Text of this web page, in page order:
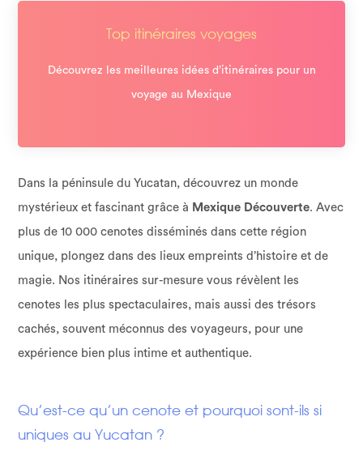
Dans la péninsule du Yucatan, découvrez un monde
mystérieux et fascinant grâce à Mexique Découverte. Avec
plus de 10 000 cenotes disséminés dans cette région
unique, plongez dans des lieux empreints d’histoire et de
magie. Nos itinéraires sur-mesure vous révèlent les
cenotes les plus spectaculaires, mais aussi des trésors
cachés, souvent méconnus des voyageurs, pour une
expérience bien plus intime et authentique.
Qu’est-ce qu’un cenote et pourquoi sont-ils si
uniques au Yucatan ?
Top itinéraires voyages
Découvrez les meilleures idées d’itinéraires pour un
voyage au Mexique